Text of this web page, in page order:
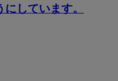
しています。